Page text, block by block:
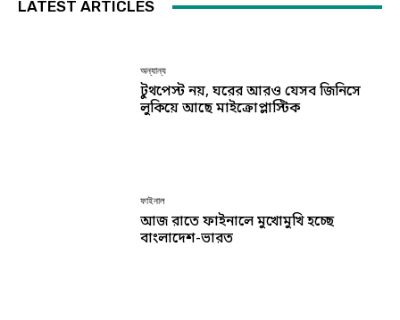
LATEST ARTICLES
অন্যান্য
টুথপেস্ট নয়, ঘরের আরও যেসব জিনিসে
লুকিয়ে আছে মাইক্রোপ্লাস্টিক
ফাইনাল
আজ রাতে ফাইনালে মুখোমুখি হচ্ছে
বাংলাদেশ-ভারত